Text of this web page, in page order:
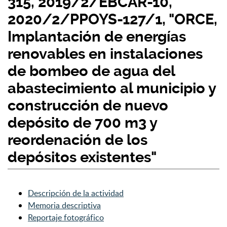
2020/2/PPOYS-127/1, "ORCE,
Implantación de energías
renovables en instalaciones
de bombeo de agua del
abastecimiento al municipio y
construcción de nuevo
depósito de 700 m3 y
reordenación de los
depósitos existentes"
Descripción de la actividad
Memoria descriptiva
Reportaje fotográfico